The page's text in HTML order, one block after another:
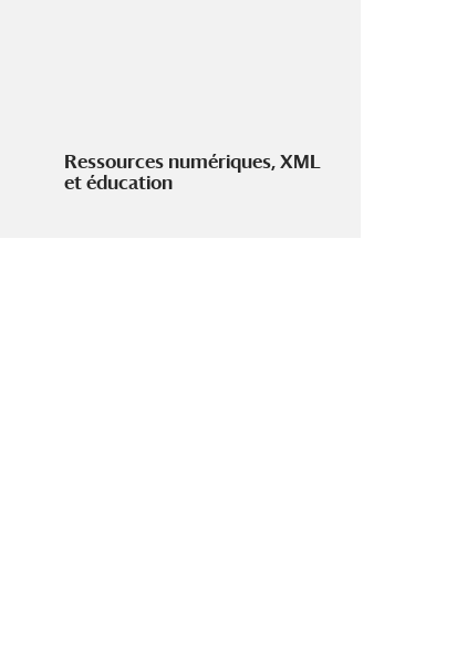
Ressources numériques, XML
et éducation